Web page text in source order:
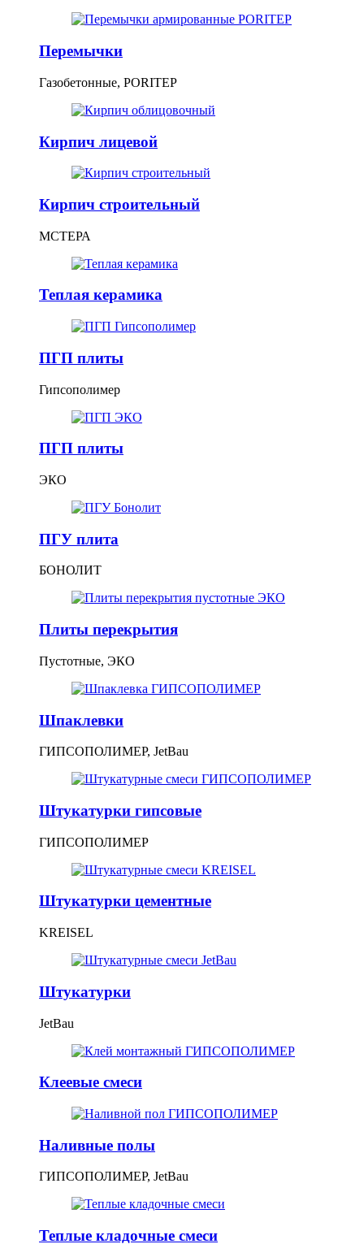
Перемычки
Газобетонные, PORITEP
Кирпич лицевой
Кирпич строительный
МСТЕРА
Теплая керамика
ПГП плиты
Гипсополимер
ПГП плиты
ЭКО
ПГУ плита
БОНОЛИТ
Плиты перекрытия
Пустотные, ЭКО
Шпаклевки
ГИПСОПОЛИМЕР, JetBau
Штукатурки гипсовые
ГИПСОПОЛИМЕР
Штукатурки цементные
KREISEL
Штукатурки
JetBau
Клеевые смеси
Наливные полы
ГИПСОПОЛИМЕР, JetBau
Теплые кладочные смеси